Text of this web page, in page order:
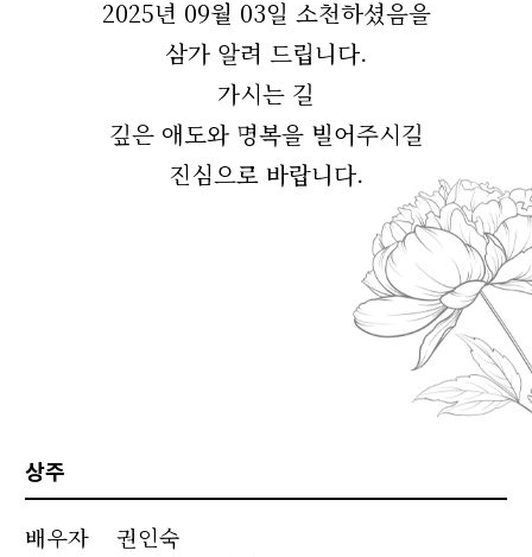
2025년 09월 03일 소천하셨음을
삼가 알려 드립니다.
가시는 길
깊은 애도와 명복을 빌어주시길
진심으로 바랍니다.
상주
배우자
권인숙